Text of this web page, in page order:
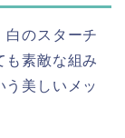
白のスターチ
も素敵な組み
う美しいメッ